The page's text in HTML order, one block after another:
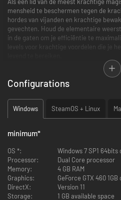
mensheid te beschermen tegen de
hordes van vijanden en krachtige
gevechten. Houd de elementaire
in de gaten om je efficiëntie te
levels voor krachtige voordelen die je
First Person Shooting op z'n
Ziggurat 2 focust op snelle gevechten
fouten je duur komen te staan. Je zal
vaardigheden in het managen van je
te maken tegen het gevaar wat zich
Geen twee speelsessies zijn
In Ziggurat 2, net als in zijn voorganger,
gegenereerd, vol gevaren en schatten
durven naar binnnen te gaan. Een
kerkers hebben nu meer verticaliteit en
Configurations
Windows SteamOS + Linux
minimum*
OS *:
Windows 7 SP1 64bits
Processor:
Dual Core processor
Memory:
4 GB RAM
Graphics:
GeForce GTX 460
DirectX:
Version 11
Storage:
1 GB available space